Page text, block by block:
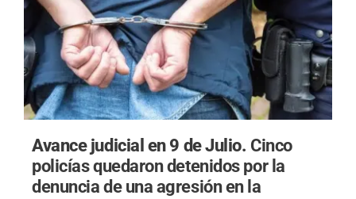
Avance judicial en 9 de Julio. Cinco
policías quedaron detenidos por la
denuncia de una agresión en la